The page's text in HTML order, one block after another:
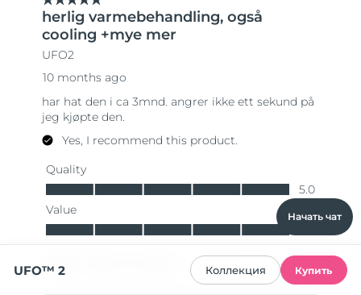
Начать чат
UFO™ 2 Коллекция Купить